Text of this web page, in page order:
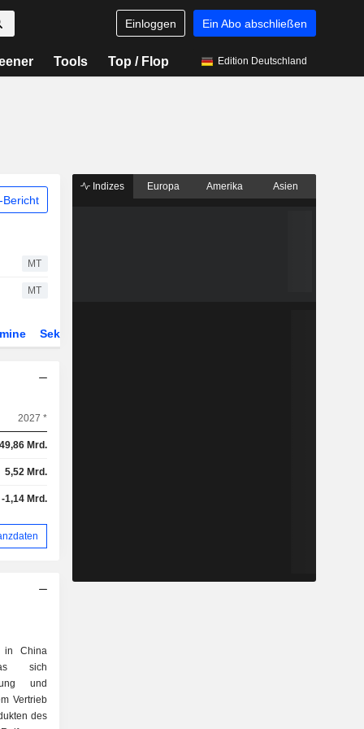
Einloggen Ein Abo abschließen
Tools Top / Flop Edition Deutschland
Bericht
MT
MT
Sektor
2027 *
49,86 Mrd.
5,52 Mrd.
-1,14 Mrd.
in China
sich
und
Vertrieb
des
Indizes Europa Amerika Asien